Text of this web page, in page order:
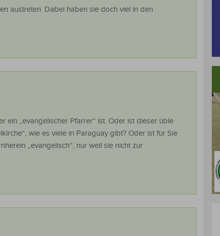
austreten. Dabei haben sie doch viel in den
ein „evangelischer Pfarrer“ ist. Oder ist dieser üble
wie es viele in Paraguay gibt? Oder ist für Sie
„evangelisch“, nur weil sie nicht zur